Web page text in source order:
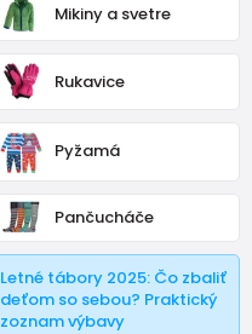
Mikiny a svetre
Rukavice
Pyžamá
Pančucháče
Letné tábory 2025: Čo zbaliť
deťom so sebou? Praktický
zoznam výbavy